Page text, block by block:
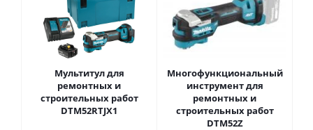
Мультитул для
ремонтных и
строительных работ
DTM52RTJX1
Многофункциональный
инструмент для
ремонтных и
строительных работ
DTM52Z